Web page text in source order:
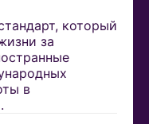
который
за
в